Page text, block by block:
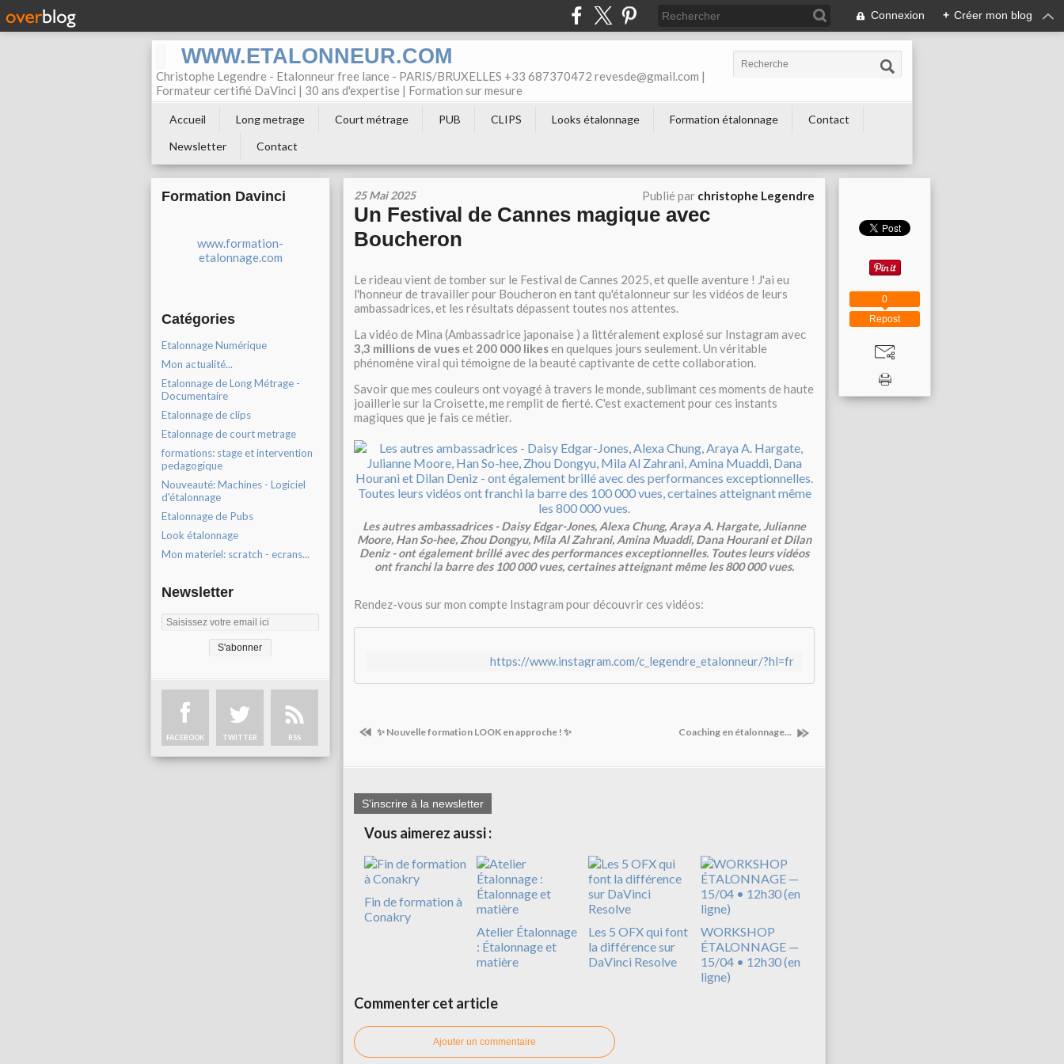
Connexion + Créer mon blog
WWW.ETALONNEUR.COM
Christophe Legendre - Etalonneur free lance - PARIS/BRUXELLES +33 687370472 revesde@gmail.com |
Formateur certifié DaVinci | 30 ans d'expertise | Formation sur mesure
Accueil Long metrage Court métrage PUB CLIPS Looks étalonnage Formation étalonnage
Contact
Newsletter
Contact
Formation Davinci
www.formation-
etalonnage.com
Catégories
Etalonnage Numérique
Mon actualité...
Etalonnage de Long Métrage -
Documentaire
Etalonnage de clips
Etalonnage de court metrage
formations: stage et intervention
pedagogique
Nouveauté: Machines - Logiciel
d'étalonnage
Etalonnage de Pubs
Look étalonnage
Mon materiel: scratch - ecrans...
Newsletter
FACEBOOK TWITTER RSS
25 Mai 2025 Publié par christophe Legendre
Un Festival de Cannes magique avec
Boucheron
Le rideau vient de tomber sur le Festival de Cannes 2025, et quelle aventure ! J'ai eu
l'honneur de travailler pour Boucheron en tant qu'étalonneur sur les vidéos de leurs
ambassadrices, et les résultats dépassent toutes nos attentes.
La vidéo de Mina (Ambassadrice japonaise ) a littéralement explosé sur Instagram avec
3,3 millions de vueset 200 000 likesen quelques jours seulement. Un véritable
phénomène viral qui témoigne de la beauté captivante de cette collaboration.
Savoir que mes couleurs ont voyagé à travers le monde, sublimant ces moments de haute
joaillerie sur la Croisette, me remplit de fierté. C'est exactement pour ces instants
magiques que je fais ce métier.
Les autres ambassadrices - Daisy Edgar-Jones, Alexa Chung, Araya A. Hargate, Julianne
Moore, Han So-hee, Zhou Dongyu, Mila Al Zahrani, Amina Muaddi, Dana Hourani et Dilan
Deniz - ont également brillé avec des performances exceptionnelles. Toutes leurs vidéos
ont franchi la barre des 100 000 vues, certaines atteignant même les 800 000 vues.
Rendez-vous sur mon compte Instagram pour découvrir ces vidéos:
https://www.instagram.com/c_legendre_etalonneur/?hl=fr
✨ Nouvelle formation LOOK en approche ! ✨ Coaching en étalonnage...
S'inscrire à la newsletter
Vous aimerez aussi :
Fin de formation à
Conakry
Atelier Étalonnage
: Étalonnage et
matière
Les 5 OFX qui font
la différence sur
DaVinci Resolve
WORKSHOP
ÉTALONNAGE —
15/04 • 12h30 (en
ligne)
Commenter cet article
Ajouter un commentaire
Repost
0